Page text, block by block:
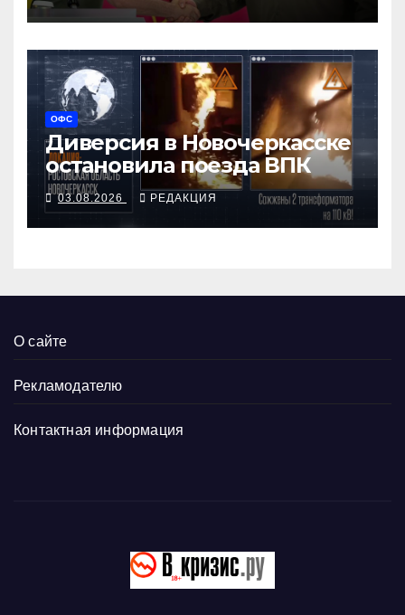
ОФС
Диверсия в Новочеркасске
остановила поезда ВПК
03.08.2026 РЕДАКЦИЯ
О сайте
Рекламодателю
Контактная информация